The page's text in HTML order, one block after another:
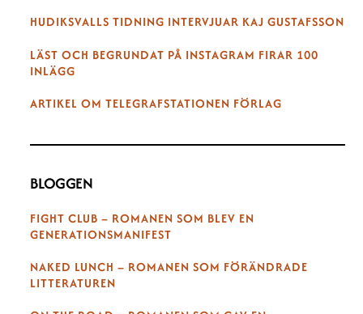
HUDIKSVALLS TIDNING INTERVJUAR KAJ GUSTAFSSON
LÄST OCH BEGRUNDAT PÅ INSTAGRAM FIRAR 100
INLÄGG
ARTIKEL OM TELEGRAFSTATIONEN FÖRLAG
BLOGGEN
FIGHT CLUB – ROMANEN SOM BLEV EN
GENERATIONSMANIFEST
NAKED LUNCH – ROMANEN SOM FÖRÄNDRADE
LITTERATUREN